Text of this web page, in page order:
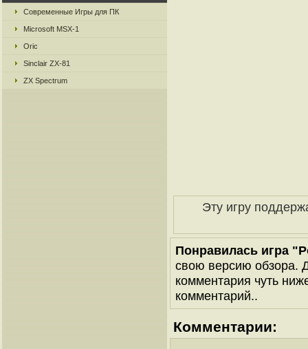
Современные Игры для ПК
Microsoft MSX-1
Oric
Sinclair ZX-81
ZX Spectrum
Эту игру
Понравилась игра
свою версию обзора.
комментария чуть
комментарий..
Комментарии: